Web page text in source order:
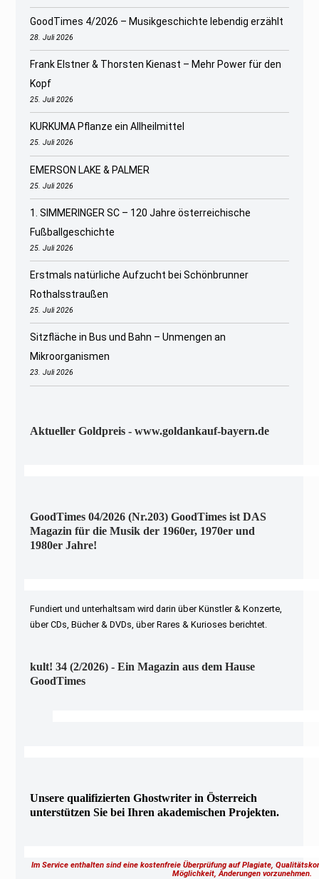
GoodTimes 4/2026 – Musikgeschichte lebendig erzählt
28. Juli 2026
Frank Elstner & Thorsten Kienast – Mehr Power für den
Kopf
25. Juli 2026
KURKUMA Pflanze ein Allheilmittel
25. Juli 2026
EMERSON LAKE & PALMER
25. Juli 2026
1. SIMMERINGER SC – 120 Jahre österreichische
Fußballgeschichte
25. Juli 2026
Erstmals natürliche Aufzucht bei Schönbrunner
Rothalsstraußen
25. Juli 2026
Sitzfläche in Bus und Bahn – Unmengen an
Mikroorganismen
23. Juli 2026
Aktueller Goldpreis - www.goldankauf-bayern.de
GoodTimes 04/2026 (Nr.203) GoodTimes ist DAS
Magazin für die Musik der 1960er, 1970er und
1980er Jahre!
Fundiert und unterhaltsam wird darin über Künstler & Konzerte,
über CDs, Bücher & DVDs, über Rares & Kurioses berichtet.
kult! 34 (2/2026) - Ein Magazin aus dem Hause
GoodTimes
Unsere qualifizierten Ghostwriter in Österreich
unterstützen Sie bei Ihren akademischen Projekten.
Im Service enthalten sind eine kostenfreie Überprüfung auf Plagiate,
Möglichkeit, Änderungen vorzunehmen.